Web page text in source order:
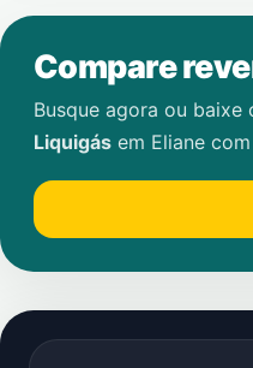
Compare
Busque agora ou
Liquigás em Eliane